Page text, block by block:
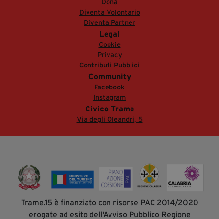
Dona
Diventa Volontario
Diventa Partner
Legal
Cookie
Privacy
Contributi Pubblici
Community
Facebook
Instagram
Civico Trame
Via degli Oleandri, 5
Trame.15 è finanziato con risorse PAC 2014/2020
erogate ad esito dell'Avviso Pubblico Regione